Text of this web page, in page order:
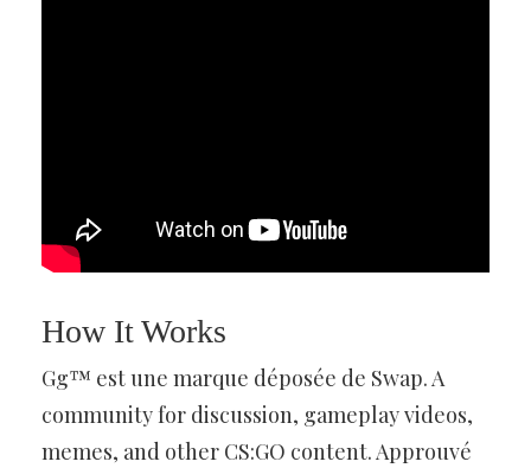
How It Works
Gg™ est une marque déposée de Swap. A
community for discussion, gameplay videos,
memes, and other CS:GO content. Approuvé